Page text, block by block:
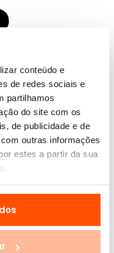
conteúdo e
de redes sociais e
partilhamos
do site com os
de publicidade e de
outras informações
estes a partir da sua